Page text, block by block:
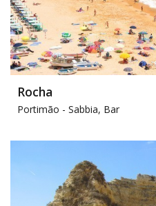
Rocha
Portimão - Sabbia, Bar